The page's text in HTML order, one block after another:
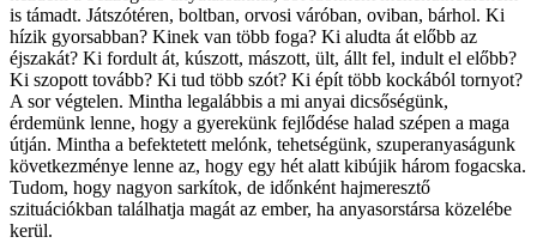
is támadt. Játszótéren, boltban, orvosi váróban, oviban, bárhol. Ki
hízik gyorsabban? Kinek van több foga? Ki aludta át előbb az
éjszakát? Ki fordult át, kúszott, mászott, ült, állt fel, indult el előbb?
Ki szopott tovább? Ki tud több szót? Ki épít több kockából tornyot?
A sor végtelen. Mintha legalábbis a mi anyai dicsőségünk,
érdemünk lenne, hogy a gyerekünk fejlődése halad szépen a maga
útján. Mintha a befektetett melónk, tehetségünk, szuperanyaságunk
következménye lenne az, hogy egy hét alatt kibújik három fogacska.
Tudom, hogy nagyon sarkítok, de időnként hajmeresztő
szituációkban találhatja magát az ember, ha anyasorstársa közelébe
kerül.